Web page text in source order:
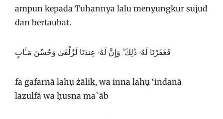
ampun kepada Tuhannya lalu menyungkur sujud
dan bertaubat.
فَغَفَرْنَا لَهُۥ ذَٰلِكَ ۖ وَإِنَّ لَهُۥ عِندَنَا لَزُلْفَىٰ وَحُسْنَ مَـَٔابٍ
fa gafarnā lahụ żālik, wa inna lahụ ‘indanā
lazulfā wa ḥusna ma`āb